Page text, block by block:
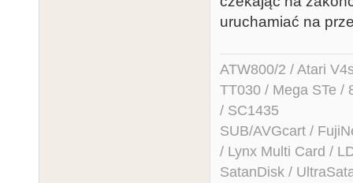
uruchamiać na
ATW800/2 / Atari
TT030 / Mega STe /
/ SC1435
SUB/AVGcart /
/ Lynx Multi Card /
SatanDisk /